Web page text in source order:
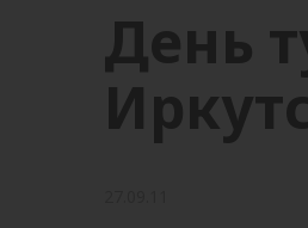
День